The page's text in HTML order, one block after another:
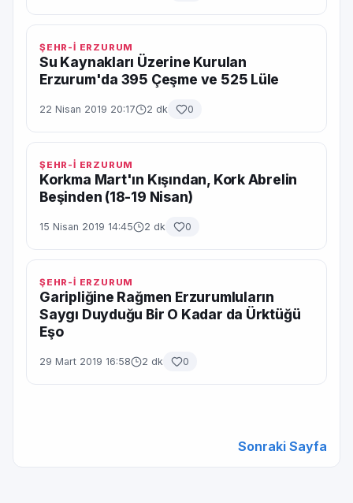
ŞEHR-İ ERZURUM
Su Kaynakları Üzerine Kurulan
Erzurum'da 395 Çeşme ve 525 Lüle
22 Nisan 2019 20:17 2 dk 0
ŞEHR-İ ERZURUM
Korkma Mart'ın Kışından, Kork Abrelin
Beşinden (18-19 Nisan)
15 Nisan 2019 14:45 2 dk 0
ŞEHR-İ ERZURUM
Garipliğine Rağmen Erzurumluların
Saygı Duyduğu Bir O Kadar da Ürktüğü
Eşo
29 Mart 2019 16:58 2 dk 0
Sonraki Sayfa